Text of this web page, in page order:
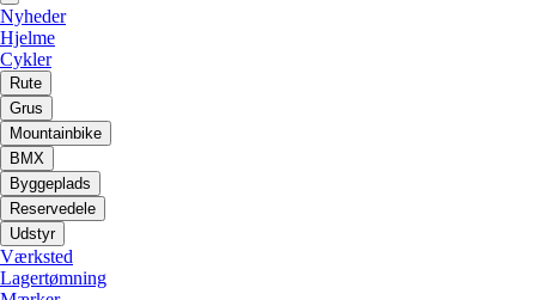
Nyheder
Hjelme
Cykler
Rute
Grus
Mountainbike
BMX
Byggeplads
Reservedele
Udstyr
Værksted
Lagertømning